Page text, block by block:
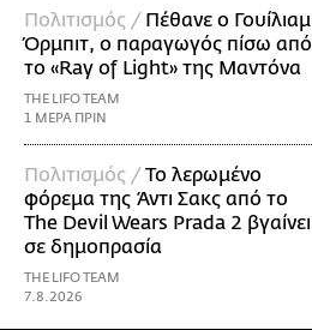
Πολιτισμός / Πέθανε ο Γουίλιαμ
Όρμπιτ, ο παραγωγός πίσω από
το «Ray of Light» της Μαντόνα
THE LIFO TEAM
1 ΜΕΡΑ ΠΡΙΝ
Πολιτισμός /Το λερωμένο
φόρεμα της Άντι Σακς από το
The Devil Wears Prada 2 βγαίνει
σε δημοπρασία
THE LIFO TEAM
7.8.2026